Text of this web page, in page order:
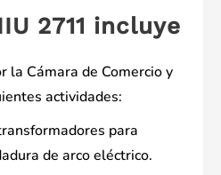
2711 incluye
la Cámara de Comercio y
actividades:
para
de arco eléctrico.